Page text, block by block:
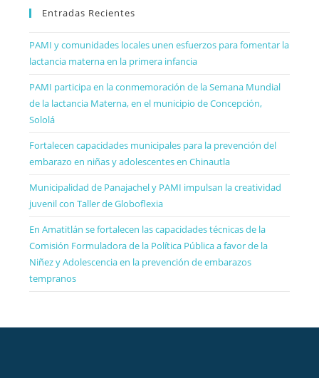
Entradas Recientes
PAMI y comunidades locales unen esfuerzos para fomentar la
lactancia materna en la primera infancia
PAMI participa en la conmemoración de la Semana Mundial
de la lactancia Materna, en el municipio de Concepción,
Sololá
Fortalecen capacidades municipales para la prevención del
embarazo en niñas y adolescentes en Chinautla
Municipalidad de Panajachel y PAMI impulsan la creatividad
juvenil con Taller de Globoflexia
En Amatitlán se fortalecen las capacidades técnicas de la
Comisión Formuladora de la Política Pública a favor de la
Niñez y Adolescencia en la prevención de embarazos
tempranos